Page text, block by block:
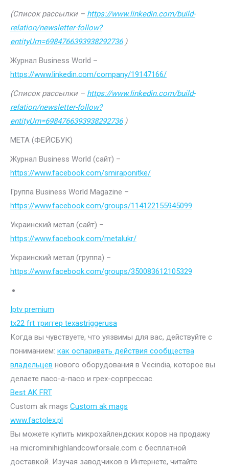
(Список рассылки – https://www.linkedin.com/build-
relation/newsletter-follow?
entityUrn=6984766393938292736)
Журнал Business World –
https://www.linkedin.com/company/19147166/
(Список рассылки – https://www.linkedin.com/build-
relation/newsletter-follow?
entityUrn=6984766393938292736)
МЕТА (ФЕЙСБУК)
Журнал Business World (сайт) –
https://www.facebook.com/smiraponitke/
Группа Business World Magazine –
https://www.facebook.com/groups/114122155945099
Украинский метал (сайт) –
https://www.facebook.com/metalukr/
Украинский метал (группа) –
https://www.facebook.com/groups/350083612105329
Iptv premium
tx22 frt триггер texastriggerusa
Когда вы чувствуете, что уязвимы для вас, действуйте с
пониманием: как оспаривать действия сообщества
владельцев нового оборудования в Vecindia, которое вы
делаете пасо-а-пасо и грех-сорпрессас.
Best AK FRT
Custom ak mags Custom ak mags
www.factolex.pl
Вы можете купить микрохайлендских коров на продажу
на microminihighlandcowforsale.com с бесплатной
доставкой. Изучая заводчиков в Интернете, читайте